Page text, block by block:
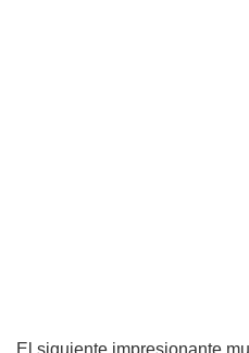
El siguiente impresionante